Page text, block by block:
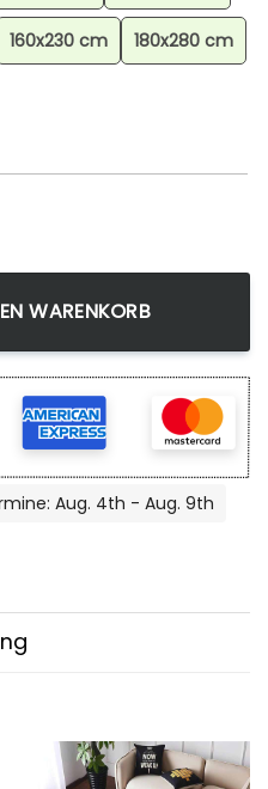
160x230 cm 180x280 cm
Teppich, Gaming Teppich,
WARENKORB
Aug. 4th - Aug. 9th